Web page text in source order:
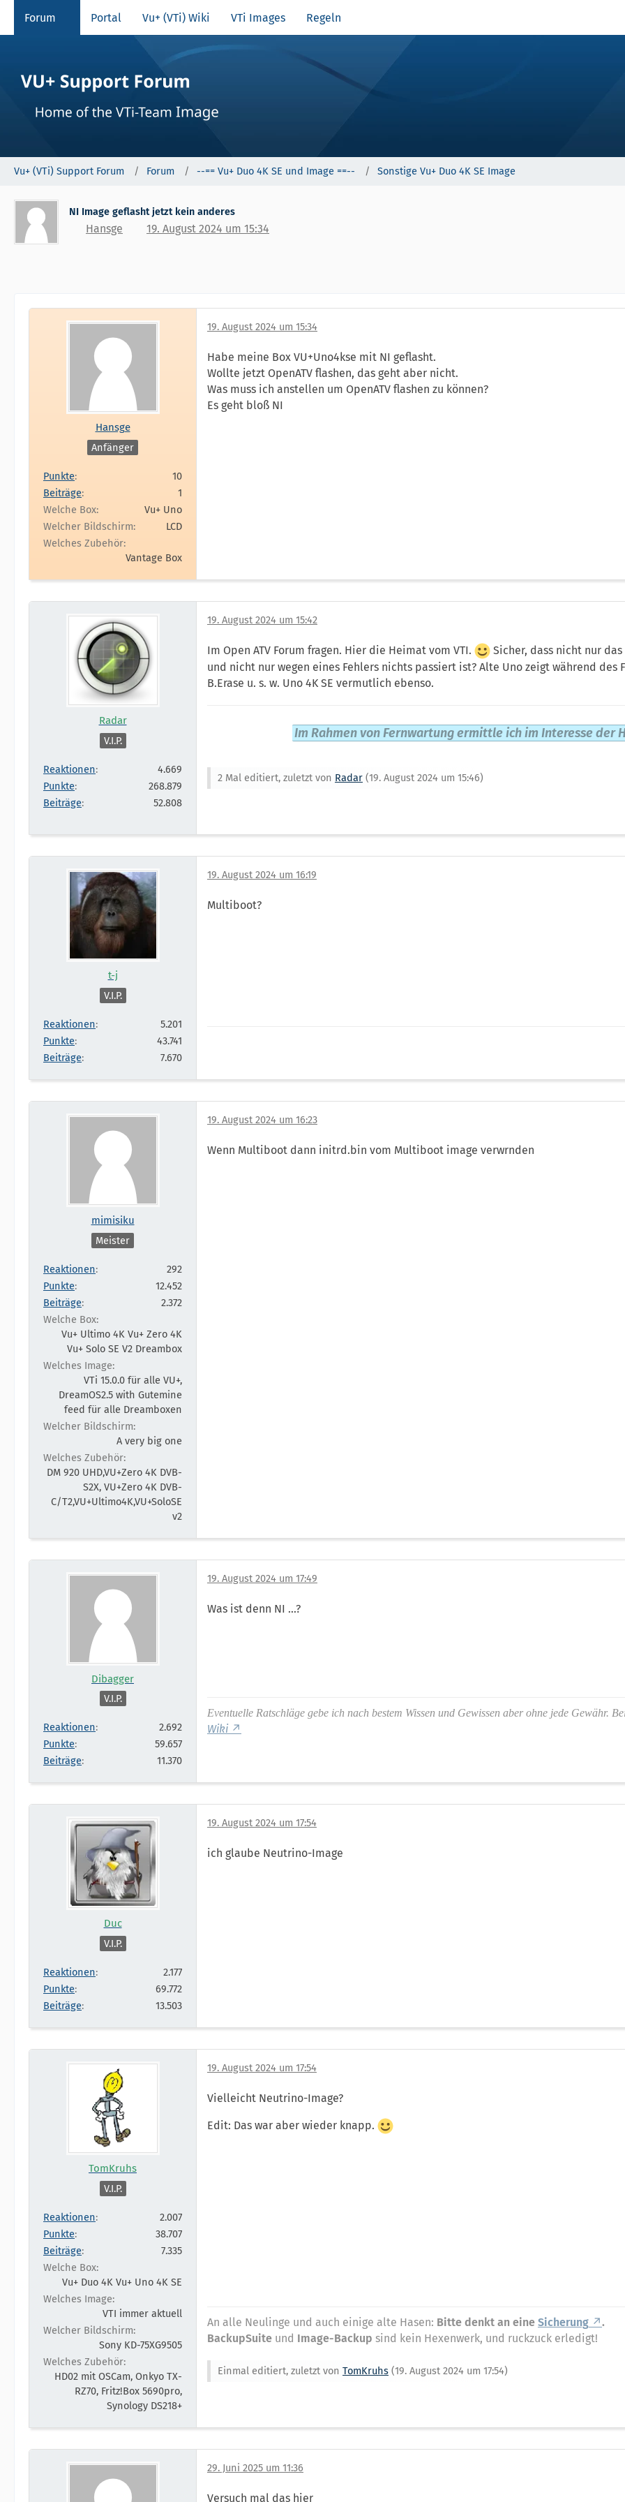
Forum Portal Vu+ (VTi) Wiki VTi Images Regeln
Vu+ (VTi) Support Forum Forum --== Vu+ Duo 4K SE und Image ==-- Sonstige Vu+ Duo 4K SE Image
NI Image geflasht jetzt kein anderes
Hansge 19. August 2024 um 15:34
Hansge
Anfänger
Punkte
10
Beiträge
1
Welche Box
Vu+ Uno
Welcher Bildschirm
LCD
Welches Zubehör
Vantage Box
19. August 2024 um 15:34
Habe meine Box VU+Uno4kse mit NI geflasht.
Wollte jetzt OpenATV flashen, das geht aber nicht.
Was muss ich anstellen um OpenATV flashen zu können?
Es geht bloß NI
Radar
V.I.P.
Reaktionen
4.669
Punkte
268.879
Beiträge
52.808
19. August 2024 um 15:42
Im Open ATV Forum fragen. Hier die Heimat vom VTI.
Sicher, dass nicht nur
und nicht nur wegen eines Fehlers nichts passiert ist? Alte Uno zeigt während des
B.Erase u. s. w. Uno 4K SE vermutlich ebenso.
Im Rahmen von Fernwartung ermittle ich im Interesse der
2 Mal editiert, zuletzt von Radar (19. August 2024 um 15:46)
t-j
V.I.P.
Reaktionen
5.201
Punkte
43.741
Beiträge
7.670
19. August 2024 um 16:19
Multiboot?
mimisiku
Meister
Reaktionen
292
Punkte
12.452
Beiträge
2.372
Welche Box
Vu+ Ultimo 4K Vu+ Zero 4K
Vu+ Solo SE V2 Dreambox
Welches Image
VTi 15.0.0 für alle VU+,
DreamOS2.5 with Gutemine
feed für alle Dreamboxen
Welcher Bildschirm
A very big one
Welches Zubehör
DM 920 UHD,VU+Zero 4K DVB-
S2X, VU+Zero 4K DVB-
C/T2,VU+Ultimo4K,VU+SoloSE
v2
19. August 2024 um 16:23
Wenn Multiboot dann initrd.bin vom Multiboot image verwrnden
Dibagger
V.I.P.
Reaktionen
2.692
Punkte
59.657
Beiträge
11.370
19. August 2024 um 17:49
Was ist denn NI ...?
Eventuelle Ratschläge gebe ich nach bestem Wissen und Gewissen aber ohne jede Gewähr.
Wiki
Duc
V.I.P.
Reaktionen
2.177
Punkte
69.772
Beiträge
13.503
19. August 2024 um 17:54
ich glaube Neutrino-Image
TomKruhs
V.I.P.
Reaktionen
2.007
Punkte
38.707
Beiträge
7.335
Welche Box
Vu+ Duo 4K Vu+ Uno 4K SE
Welches Image
VTI immer aktuell
Welcher Bildschirm
Sony KD-75XG9505
Welches Zubehör
HD02 mit OSCam, Onkyo TX-
RZ70, Fritz!Box 5690pro,
Synology DS218+
19. August 2024 um 17:54
Vielleicht Neutrino-Image?
Edit: Das war aber wieder knapp.
An alle Neulinge und auch einige alte Hasen: Bitte denkt an eine Sicherung
.
BackupSuite und Image-Backup sind kein Hexenwerk, und ruckzuck erledigt!
Einmal editiert, zuletzt von TomKruhs (19. August 2024 um 17:54)
29. Juni 2025 um 11:36
Versuch mal das hier